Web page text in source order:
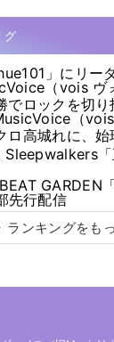
」にリー
（vois ヴ
でロックを切
（vois
ロ高城れに、
Sleepwalkers
GARDEN
先行配信
ランキングをも